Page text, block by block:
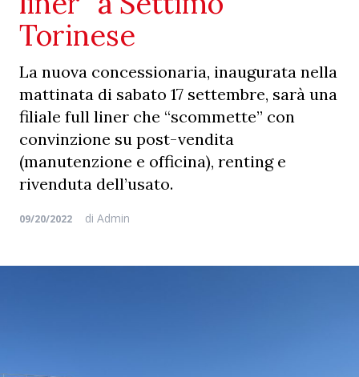
Torinese
La nuova concessionaria, inaugurata nella
mattinata di sabato 17 settembre, sarà una
filiale full liner che “scommette” con
convinzione su post-vendita
(manutenzione e officina), renting e
rivenduta dell’usato.
09/20/2022 di Admin